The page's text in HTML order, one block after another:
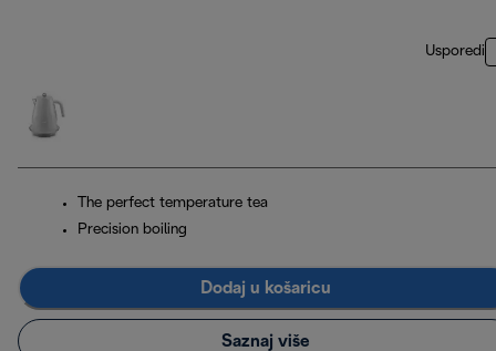
Usporedi
The perfect temperature tea
Precision boiling
Dodaj u košaricu
Saznaj više